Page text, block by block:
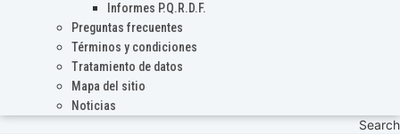
Informes P.Q.R.D.F.
Preguntas frecuentes
Términos y condiciones
Tratamiento de datos
Mapa del sitio
Noticias
Search